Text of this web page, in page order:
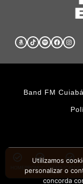
Band FM
PROMOÇÕES
Utilizamos
personalizar o
concorda